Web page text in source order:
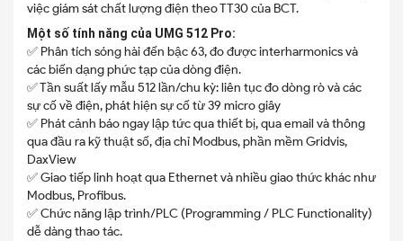
việc giám sát chất lượng điện theo TT30 của BCT.
Một số tính năng của UMG 512 Pro:
✅ Phân tích sóng hài đến bậc 63, đo được interharmonics và
các biến dạng phức tạp của dòng điện.
✅ Tần suất lấy mẫu 512 lần/chu kỳ: liên tục đo dòng rò và các
sự cố về điện, phát hiện sự cố từ 39 micro giây
✅ Phát cảnh báo ngay lập tức qua thiết bị, qua email và thông
qua đầu ra kỹ thuật số, địa chỉ Modbus, phần mềm Gridvis,
DaxView
✅ Giao tiếp linh hoạt qua Ethernet và nhiều giao thức khác như
Modbus, Profibus.
✅ Chức năng lập trình/PLC (Programming / PLC Functionality)
dễ dàng thao tác.